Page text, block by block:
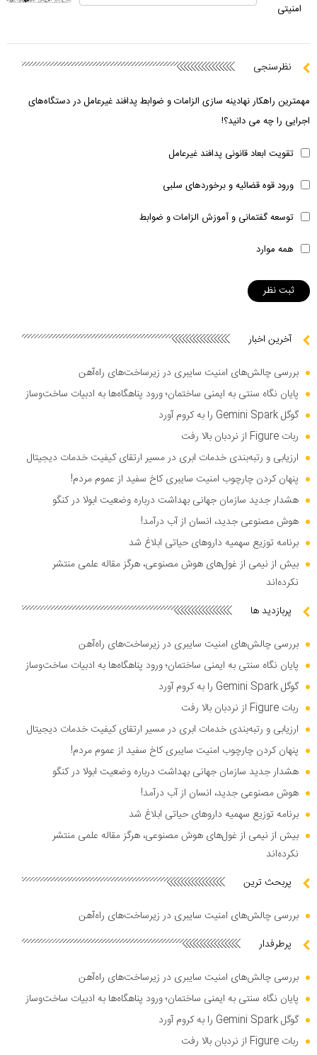
امنیتی
نظرسنجی
مهمترین راهکار نهادینه سازی الزامات و ضوابط پدافند غیرعامل در دستگاه‌های
اجرایی را چه می دانید؟!
تقویت ابعاد قانونی پدافند غیرعامل
ورود قوه قضائیه و برخوردهای سلبی
توسعه گفتمانی و آموزش الزامات و ضوابط
همه موارد
آخرین اخبار
بررسی چالش‌های امنیت سایبری در زیرساخت‌های راه‌آهن
پایان نگاه سنتی به ایمنی ساختمان؛ ورود پناهگاه‌ها به ادبیات ساخت‌وساز
گوگل Gemini Spark را به کروم آورد
ربات Figure از نردبان بالا رفت
ارزیابی و رتبه‌بندی خدمات ابری در مسیر ارتقای کیفیت خدمات دیجیتال
پنهان کردن چارچوب امنیت سایبری کاخ سفید از عموم مردم!
هشدار جدید سازمان جهانی بهداشت درباره وضعیت ابولا در کنگو
هوش مصنوعی جدید، انسان از آب درآمد!
برنامه توزیع سهمیه دارو‌های حیاتی ابلاغ شد
بیش از نیمی از غول‌های هوش مصنوعی، هرگز مقاله علمی منتشر
نکرده‌اند
پربازدید ها
بررسی چالش‌های امنیت سایبری در زیرساخت‌های راه‌آهن
پایان نگاه سنتی به ایمنی ساختمان؛ ورود پناهگاه‌ها به ادبیات ساخت‌وساز
گوگل Gemini Spark را به کروم آورد
ربات Figure از نردبان بالا رفت
ارزیابی و رتبه‌بندی خدمات ابری در مسیر ارتقای کیفیت خدمات دیجیتال
پنهان کردن چارچوب امنیت سایبری کاخ سفید از عموم مردم!
هشدار جدید سازمان جهانی بهداشت درباره وضعیت ابولا در کنگو
هوش مصنوعی جدید، انسان از آب درآمد!
برنامه توزیع سهمیه دارو‌های حیاتی ابلاغ شد
بیش از نیمی از غول‌های هوش مصنوعی، هرگز مقاله علمی منتشر
نکرده‌اند
پربحث ترین
بررسی چالش‌های امنیت سایبری در زیرساخت‌های راه‌آهن
پرطرفدار
بررسی چالش‌های امنیت سایبری در زیرساخت‌های راه‌آهن
پایان نگاه سنتی به ایمنی ساختمان؛ ورود پناهگاه‌ها به ادبیات ساخت‌وساز
گوگل Gemini Spark را به کروم آورد
ربات Figure از نردبان بالا رفت